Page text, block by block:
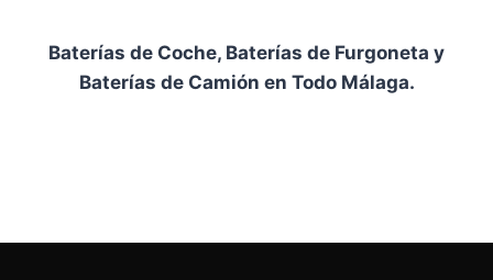
Baterías de Coche, Baterías de Furgoneta y
Baterías de Camión en Todo Málaga.